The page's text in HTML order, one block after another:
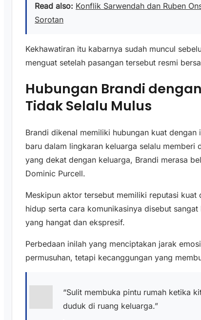
Read also: Konflik Sarwendah dan Ruben
Sorotan
Kekhawatiran itu kabarnya sudah muncul
menguat setelah pasangan tersebut resmi
Hubungan Brandi
Tidak Selalu Mulus
Brandi dikenal memiliki hubungan kuat
baru dalam lingkaran keluarga selalu memberi
yang dekat dengan keluarga, Brandi merasa
Dominic Purcell.
Meskipun aktor tersebut memiliki reputasi
hidup serta cara komunikasinya disebut
yang hangat dan ekspresif.
Perbedaan inilah yang menciptakan jarak
permusuhan, tetapi kecanggungan yang
“Sulit membuka pintu rumah ketika
duduk di ruang keluarga.”